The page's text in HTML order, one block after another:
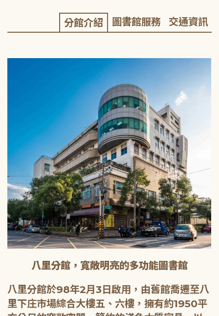
分館介紹 圖書館服務 交通資訊
八里分館，寬敞明亮的多功能圖書館
八里分館於98年2月3日啟用，由舊館喬遷至八
里下庄市場綜合大樓五、六樓，擁有約1950平